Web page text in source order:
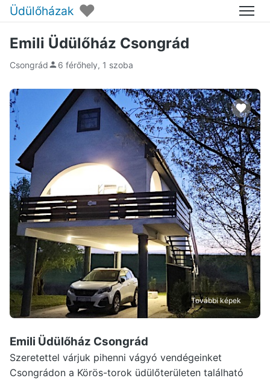
Üdülőházak ♥ Menü
Emili Üdülőház Csongrád
Csongrád 6 férőhely, 1 szoba
További képek
Emili Üdülőház Csongrád
Szeretettel várjuk pihenni vágyó vendégeinket
Csongrádon a Körös-torok üdülőterületen található